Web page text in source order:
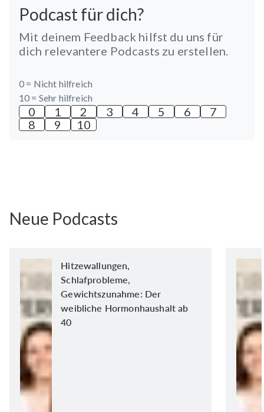
Podcast für dich?
Mit deinem Feedback hilfst du uns für
dich relevantere Podcasts zu erstellen.
0 = Nicht hilfreich
10 = Sehr hilfreich
0 1 2 3 4 5 6
7
8
9 10
Neue Podcasts
Hitzewallungen,
Schlafprobleme,
Gewichtszunahme: Der
weibliche Hormonhaushalt ab
40